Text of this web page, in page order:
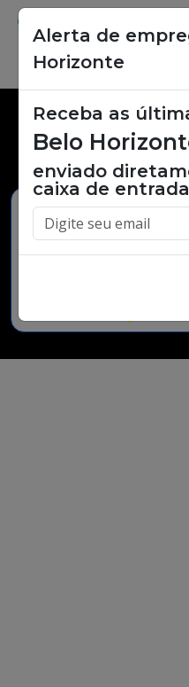
Vagas
Alerta de
Horizonte
Receba as
Belo
enviado
caixa de entrada